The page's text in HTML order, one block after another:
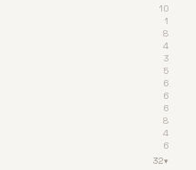
10
1
8
4
3
5
6
6
6
8
4
6
32▾